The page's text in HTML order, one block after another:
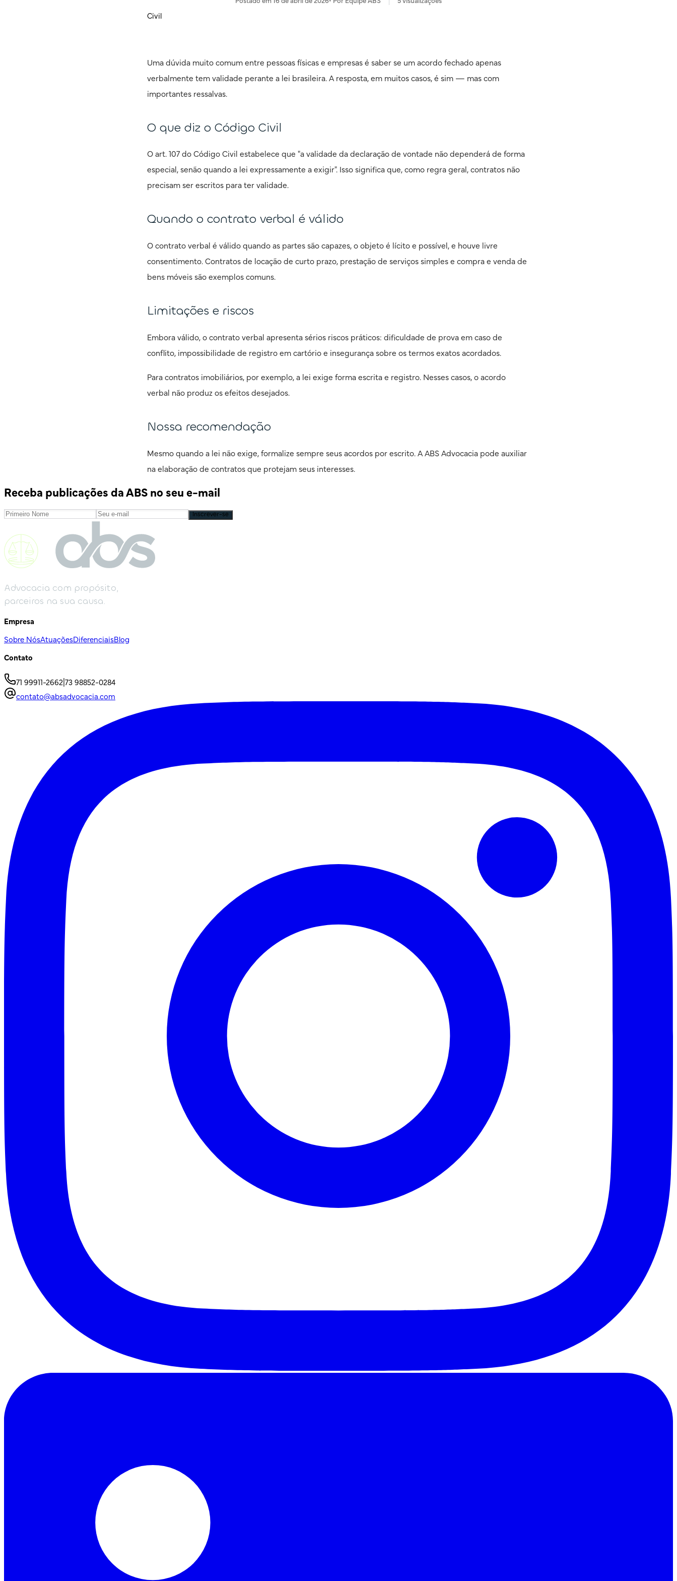
Civil
Uma dúvida muito comum entre pessoas físicas e empresas é saber se um acordo fechado apenas
verbalmente tem validade perante a lei brasileira. A resposta, em muitos casos, é sim — mas com
importantes ressalvas.
O que diz o Código Civil
O art. 107 do Código Civil estabelece que "a validade da declaração de vontade não dependerá de forma
especial, senão quando a lei expressamente a exigir". Isso significa que, como regra geral, contratos não
precisam ser escritos para ter validade.
Quando o contrato verbal é válido
O contrato verbal é válido quando as partes são capazes, o objeto é lícito e possível, e houve livre
consentimento. Contratos de locação de curto prazo, prestação de serviços simples e compra e venda de
bens móveis são exemplos comuns.
Limitações e riscos
Embora válido, o contrato verbal apresenta sérios riscos práticos: dificuldade de prova em caso de
conflito, impossibilidade de registro em cartório e insegurança sobre os termos exatos acordados.
Para contratos imobiliários, por exemplo, a lei exige forma escrita e registro. Nesses casos, o acordo
verbal não produz os efeitos desejados.
Nossa recomendação
Mesmo quando a lei não exige, formalize sempre seus acordos por escrito. A ABS Advocacia pode auxiliar
na elaboração de contratos que protejam seus interesses.
Receba publicações da ABS no seu e-mail
Inscrever-se
Advocacia com propósito,
parceiros na sua causa.
Empresa
Sobre NósAtuaçõesDiferenciaisBlog
Contato
71 99911-2662 73 98852-0284
contato@absadvocacia.com